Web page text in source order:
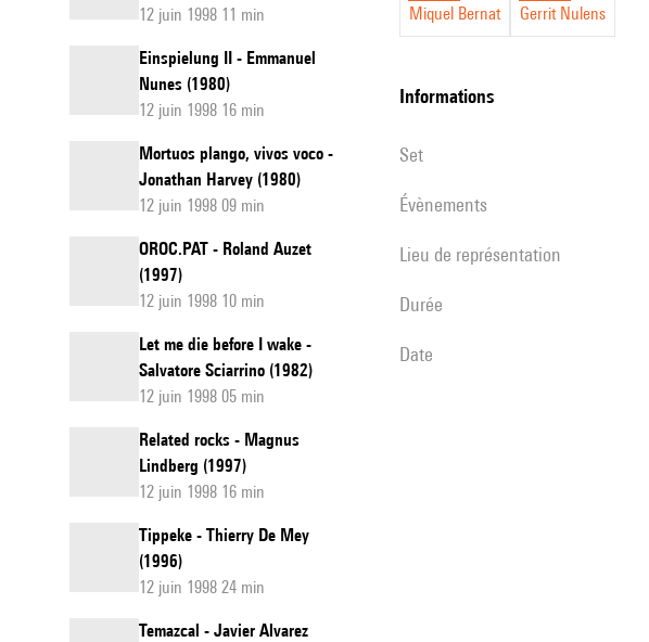
12 juin 1998 11 min
Einspielung II - Emmanuel
Nunes (1980)
12 juin 1998 16 min
Mortuos plango, vivos voco -
Jonathan Harvey (1980)
12 juin 1998 09 min
OROC.PAT - Roland Auzet
(1997)
12 juin 1998 10 min
Let me die before I wake -
Salvatore Sciarrino (1982)
12 juin 1998 05 min
Related rocks - Magnus
Lindberg (1997)
12 juin 1998 16 min
Tippeke - Thierry De Mey
(1996)
12 juin 1998 24 min
Temazcal - Javier Alvarez
Miquel Bernat Gerrit Nulens
informations
set
évènements
Lieu de représentation
durée
date